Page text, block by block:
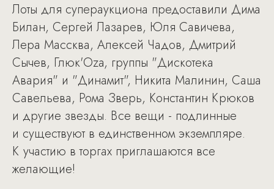
Лоты для супераукциона предоставили Дима
Билан, Сергей Лазарев, Юля Савичева,
Лера Массква, Алексей Чадов, Дмитрий
Сычев, Глюк'Oza, группы "Дискотека
Авария" и "Динамит", Никита Малинин, Саша
Савельева, Рома Зверь, Константин Крюков
и другие звезды. Все вещи - подлинные
и существуют в единственном экземпляре.
К участию в торгах приглашаются все
желающие!